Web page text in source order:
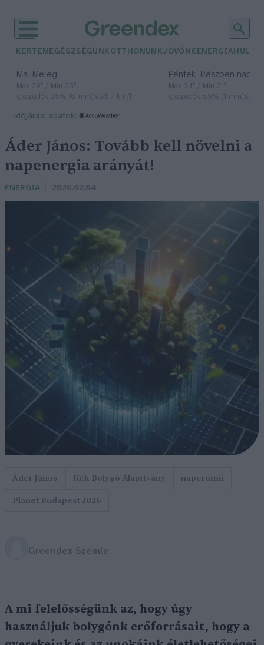
KERTEM EGÉSZSÉGÜNK OTTHONUNKJÖVŐNK ENERGIA
Ma– Meleg
Max 39° / Min 25°
Csapadék: 25% (0 mm)Szél: 7 km/h
Péntek– Részben
Max 34° / Min 21°
Csapadék: 55% (1 mm)Szél:
időjárási adatok:
Áder János: Tovább kell növelni a
napenergia arányát!
ENERGIA 2026.02.04
Áder János Kék Bolygó Alapítvány
naperőmű
Planet Budapest 2026
Greendex Szemle
A mi felelősségünk az, hogy úgy
használjuk bolygónk erőforrásait, hogy a